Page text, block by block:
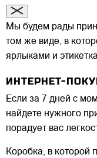
Мы будем рады
том же виде, в
ярлыками и
ИНТЕРНЕТ-
Если за 7 дней с
найдете нужного
порадует вас
Коробка, в которой